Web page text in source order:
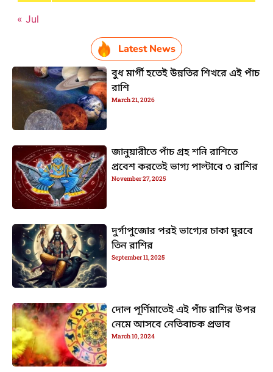
« Jul
Latest News
বুধ মার্গী হতেই উন্নতির শিখরে এই পাঁচ
রাশি
March 21, 2026
জানুয়ারীতে পাঁচ গ্রহ শনি রাশিতে
প্রবেশ করতেই ভাগ্য পাল্টাবে ৩ রাশির
November 27, 2025
দুর্গাপুজোর পরই ভাগ্যের চাকা ঘুরবে
তিন রাশির
September 11, 2025
দোল পূর্ণিমাতেই এই পাঁচ রাশির উপর
নেমে আসবে নেতিবাচক প্রভাব
March 10, 2024